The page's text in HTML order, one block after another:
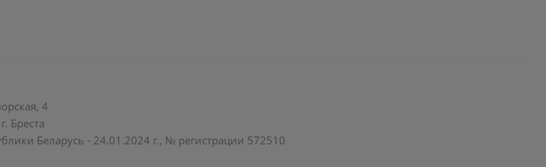
4
Бреста
Беларусь - 24.01.2024 г., № регистрации 572510